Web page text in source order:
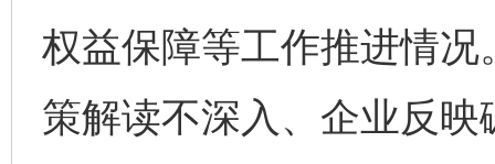
权益保障等工作推进情
策解读不深入、企业反